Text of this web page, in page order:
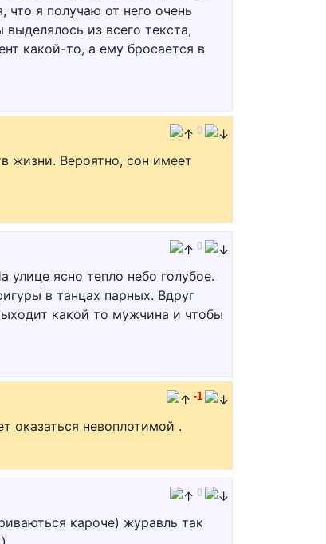
что я получаю от него очень
из всего текста,
какой-то, а ему бросается в
0
жизни. Вероятно, сон имеет
0
улице ясно тепло небо голубое.
в танцах парных. Вдруг
какой то мужчина и чтобы
-1
оказаться невоплотимой .
0
кароче) журавль так